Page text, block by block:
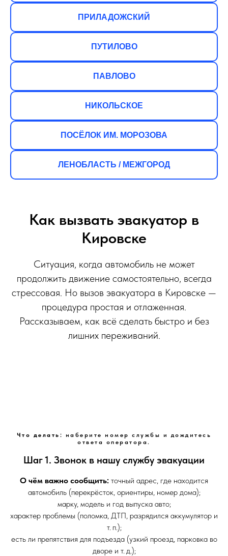
ПРИЛАДОЖСКИЙ
ПУТИЛОВО
ПАВЛОВО
НИКОЛЬСКОЕ
ПОСЁЛОК ИМ. МОРОЗОВА
ЛЕНОБЛАСТЬ / МЕЖГОРОД
Как вызвать эвакуатор в
Кировске
Ситуация, когда автомобиль не может
продолжить движение самостоятельно, всегда
стрессовая. Но вызов эвакуатора в Кировске —
процедура простая и отлаженная.
Рассказываем, как всё сделать быстро и без
лишних переживаний.
Что делать:
наберите номер службы и дождитесь
ответа оператора.
Шаг 1. Звонок в нашу службу эвакуации
О чём важно сообщить: точный адрес, где находится
автомобиль (перекрёсток, ориентиры, номер дома);
марку, модель и год выпуска авто;
характер проблемы (поломка, ДТП, разрядился аккумулятор и
т. п.);
есть ли препятствия для подъезда (узкий проезд, парковка во
дворе и т. д.);